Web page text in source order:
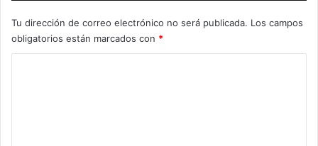
Tu dirección de correo electrónico no será publicada. Los campos
obligatorios están marcados con *